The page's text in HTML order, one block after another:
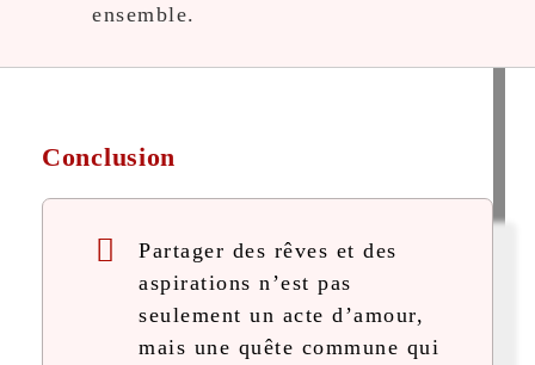
ensemble.
Conclusion
Partager des rêves et des
aspirations n’est pas
seulement un acte d’amour,
mais une quête commune qui